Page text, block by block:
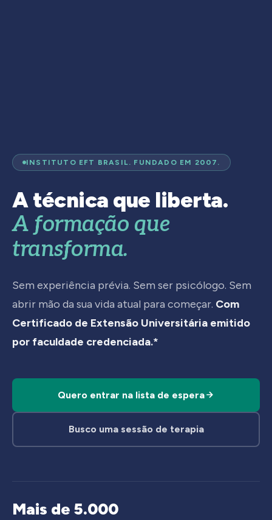
INSTITUTO EFT BRASIL. FUNDADO EM 2007.
A técnica que liberta.
A formação que
transforma.
Sem experiência prévia. Sem ser psicólogo. Sem
abrir mão da sua vida atual para começar. Com
Certificado de Extensão Universitária emitido
por faculdade credenciada.*
Quero entrar na lista de espera
Busco uma sessão de terapia
Mais de 5.000